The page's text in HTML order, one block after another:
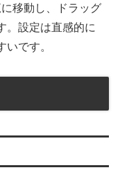
移動し、ドラッグ
。設定は直感的に
です。